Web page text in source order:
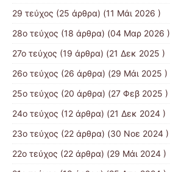
29 τεύχος (25 άρθρα) (11 Μάι 2026 )
28ο τεύχος (18 άρθρα) (04 Μαρ 2026 )
27ο τεύχος (19 άρθρα) (21 Δεκ 2025 )
26ο τεύχος (26 άρθρα) (29 Μάι 2025 )
25ο τεύχος (20 άρθρα) (27 Φεβ 2025 )
24ο τεύχος (12 άρθρα) (21 Δεκ 2024 )
23ο τεύχος (22 άρθρα) (30 Νοε 2024 )
22ο τεύχος (22 άρθρα) (29 Μάι 2024 )